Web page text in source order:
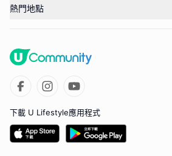
熱門地點
下載 U Lifestyle應用程式